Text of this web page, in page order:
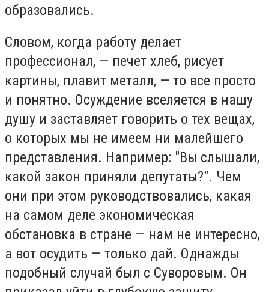
образовались.
Словом, когда работу делает
профессионал, — печет хлеб, рисует
картины, плавит металл, — то все просто
и понятно. Осуждение вселяется в нашу
душу и заставляет говорить о тех вещах,
о которых мы не имеем ни малейшего
представления. Например: "Вы слышали,
какой закон приняли депутаты?". Чем
они при этом руководствовались, какая
на самом деле экономическая
обстановка в стране — нам не интересно,
а вот осудить — только дай. Однажды
подобный случай был с Суворовым. Он